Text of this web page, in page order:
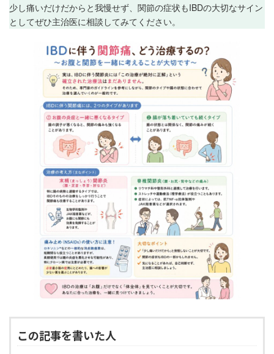
少し痛いだけだからと我慢せず、関節の症状もIBDの大切なサイン
としてぜひ主治医に相談してみてください。
この記事を書いた人